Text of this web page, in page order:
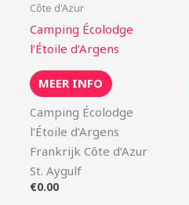
Côte d'Azur
Camping Écolodge
l’Étoile d’Argens
MEER INFO
Camping Écolodge
l’Étoile d’Argens
Frankrijk Côte d’Azur
St. Aygulf
€0.00